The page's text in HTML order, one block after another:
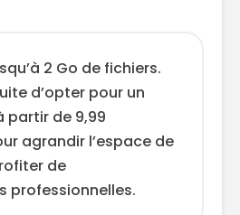
2 Go de fichiers.
d’opter pour un
partir de 9,99
agrandir l’espace de
de
professionnelles.